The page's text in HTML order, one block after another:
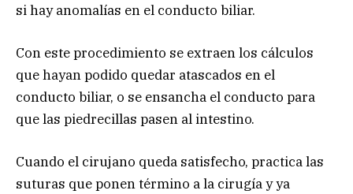
si hay anomalías en el conducto biliar.
Con este procedimiento se extraen los cálculos
que hayan podido quedar atascados en el
conducto biliar, o se ensancha el conducto para
que las piedrecillas pasen al intestino.
Cuando el cirujano queda satisfecho, practica las
suturas que ponen término a la cirugía y ya